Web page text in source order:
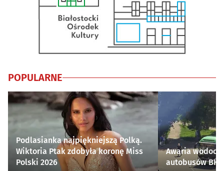
POPULARNE
Podlasianka najpiękniejszą Polką.
Wiktoria Ptak zdobyła koronę Miss
Polski 2026
Awaria
autobusów